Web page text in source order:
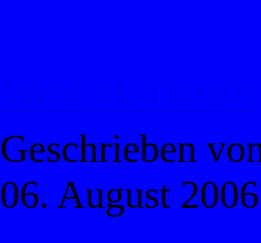
Geschrieben
06. August 2006